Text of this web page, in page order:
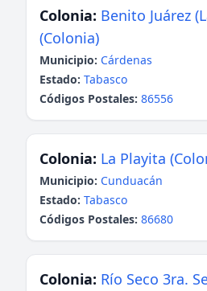
Colonia: Benito Juárez
(Colonia)
Municipio: Cárdenas
Estado: Tabasco
Códigos Postales: 86556
Colonia: La Playita
Municipio: Cunduacán
Estado: Tabasco
Códigos Postales: 86680
Colonia: Río Seco 3ra.